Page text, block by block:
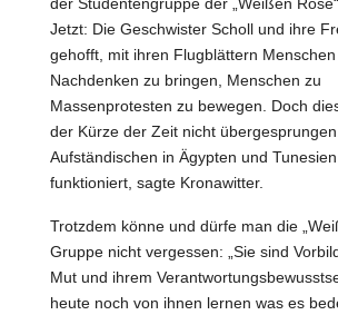
der Studentengruppe der „Weißen
Jetzt: Die Geschwister Scholl und ihre
gehofft, mit ihren Flugblättern
Nachdenken zu bringen, Menschen zu
Massenprotesten zu bewegen. Doch
der Kürze der Zeit nicht
Aufständischen in Ägypten und
funktioniert, sagte Kronawitter.
Trotzdem könne und dürfe man die
Gruppe nicht vergessen: „Sie sind
Mut und ihrem
heute noch von ihnen lernen was es